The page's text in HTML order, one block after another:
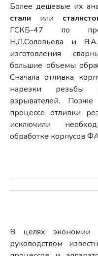
Более дешевые их
стали или
ГСКБ-47 по
Н.Л.Соловьева и
изготовления
большие объемы
Сначала отливка
нарезки резьбы
взрывателей.
процессе отливки
исключили
обработке корпусов
В целях экономии
руководством